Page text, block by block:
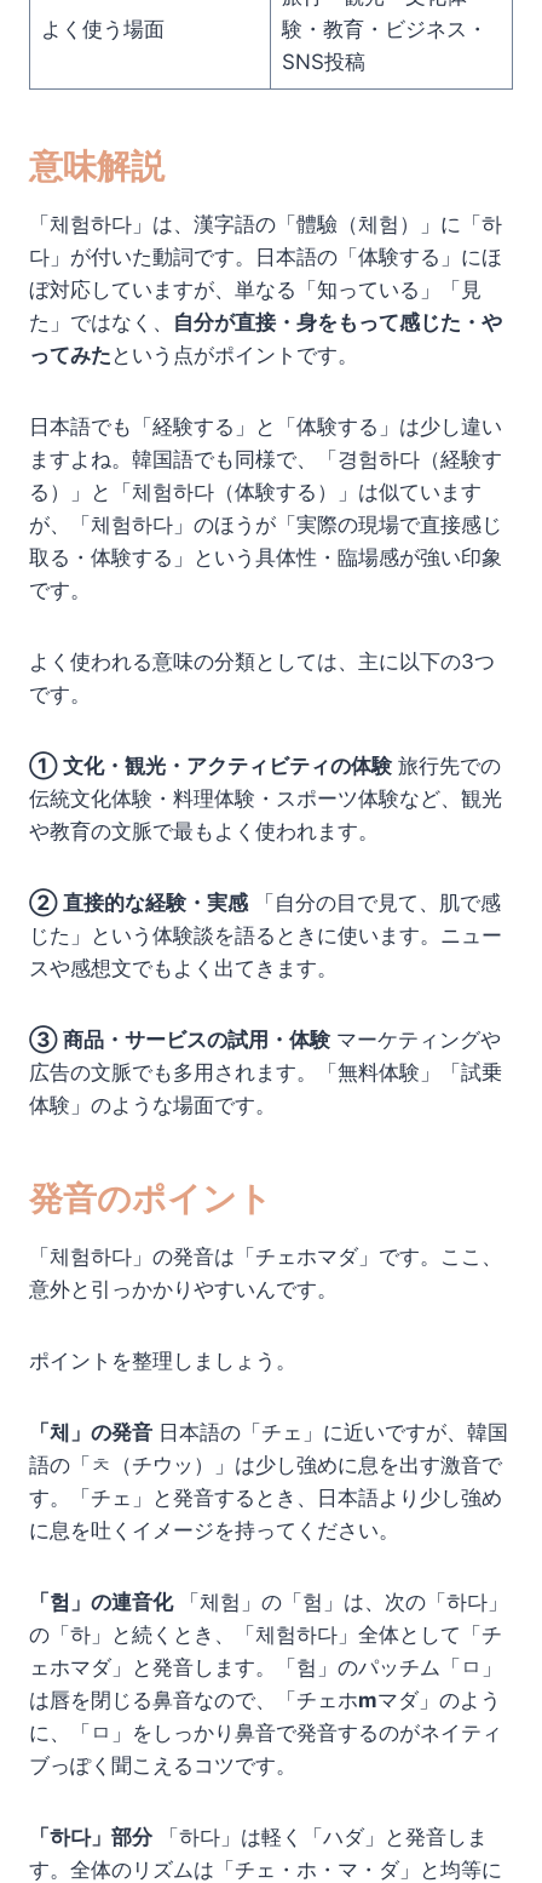
よく使う場面
験・教育・ビジネス・
SNS投稿
意味解説
「체험하다」は、漢字語の「體驗（체험）」に「하
다」が付いた動詞です。日本語の「体験する」にほ
ぼ対応していますが、単なる「知っている」「見
た」ではなく、 自分が直接・身をもって感じた・や
ってみた という点がポイントです。
日本語でも「経験する」と「体験する」は少し違い
ますよね。韓国語でも同様で、「경험하다（経験す
る）」と「체험하다（体験する）」は似ています
が、「체험하다」のほうが「実際の現場で直接感じ
取る・体験する」という具体性・臨場感が強い印象
です。
よく使われる意味の分類としては、主に以下の3つ
です。
① 文化・観光・アクティビティの体験 旅行先での
伝統文化体験・料理体験・スポーツ体験など、観光
や教育の文脈で最もよく使われます。
② 直接的な経験・実感「自分の目で見て、肌で感
じた」という体験談を語るときに使います。ニュー
スや感想文でもよく出てきます。
③ 商品・サービスの試用・体験 マーケティングや
広告の文脈でも多用されます。「無料体験」「試乗
体験」のような場面です。
発音のポイント
「체험하다」の発音は「チェホマダ」です。ここ、
意外と引っかかりやすいんです。
ポイントを整理しましょう。
「체」の発音 日本語の「チェ」に近いですが、韓国
語の「ㅊ（チウッ）」は少し強めに息を出す激音で
す。「チェ」と発音するとき、日本語より少し強め
に息を吐くイメージを持ってください。
「험」の連音化「체험」の「험」は、次の「하다」
の「하」と続くとき、「체험하다」全体として「チ
ェホマダ」と発音します。「험」のパッチム「ㅁ」
は唇を閉じる鼻音なので、「チェホmマダ」のよう
に、「ㅁ」をしっかり鼻音で発音するのがネイティ
ブっぽく聞こえるコツです。
「하다」部分 「하다」は軽く「ハダ」と発音しま
す。全体のリズムは「チェ・ホ・マ・ダ」と均等に